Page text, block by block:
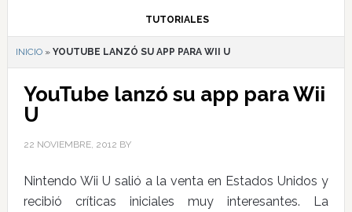
TUTORIALES
INICIO» YOUTUBE LANZÓ SU APP PARA WII U
YouTube lanzó su app para Wii
U
22 NOVIEMBRE, 2012 BY
Nintendo Wii U salió a la venta en Estados Unidos y
recibió críticas iniciales muy interesantes. La